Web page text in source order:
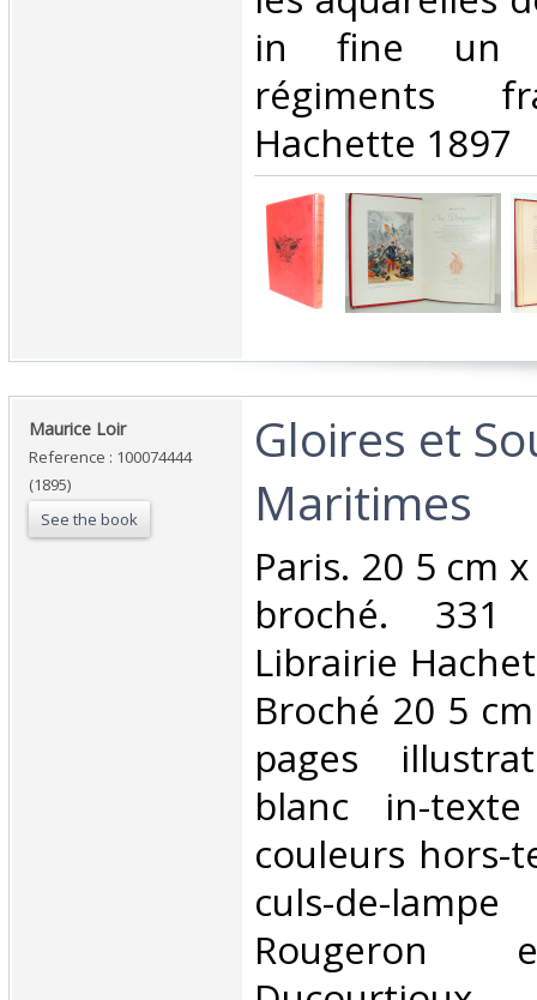
in fine un
régiments
Hachette 1897 ‎
‎Maurice Loir‎
Reference : 100074444
(1895)
See the book
‎Gloires et
Maritimes‎
‎Paris. 20 5 cm
broché. 331
Librairie
Broché 20 5
pages
blanc in-
couleurs hors-
culs-de-
Rougeron